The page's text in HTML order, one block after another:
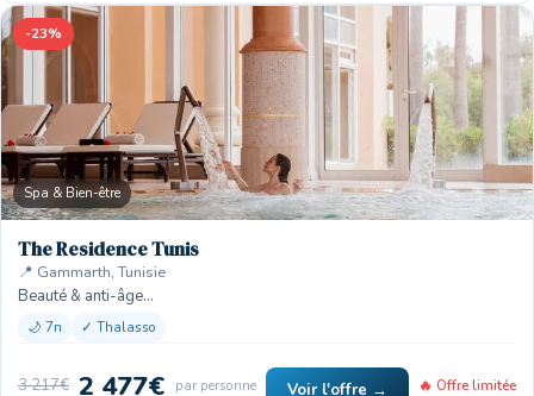
-23%
Spa & Bien-être
The Residence Tunis
📍 Gammarth, Tunisie
Beauté & anti-âge…
🌙 7n ✓ Thalasso
3 217€ 2 477€ par personne Voir l'offre → 🔥 Offre limitée